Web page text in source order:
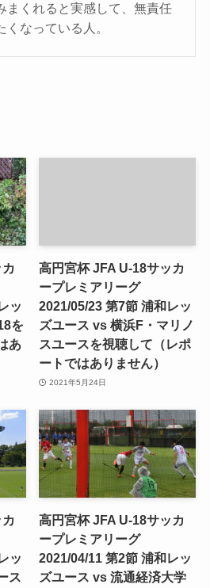
まくれると実感して、無責任
くなっている人。
ッ
を
あ
高円宮杯 JFA U-18サッカ
ープレミアリーグ
2021/05/23 第7節 浦和レッ
ズユース vs 横浜F・マリノ
スユースを視聴して（レポ
ートではありません）
2021年5月24日
ッ
ス
高円宮杯 JFA U-18サッカ
ープレミアリーグ
2021/04/11 第2節 浦和レッ
ズユース vs 流通経済大学